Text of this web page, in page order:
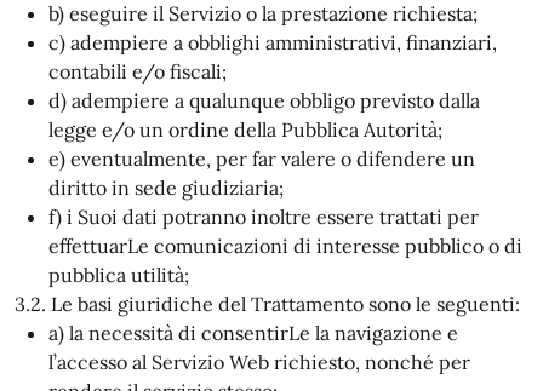
b) eseguire il Servizio o la prestazione richiesta;
c) adempiere a obblighi amministrativi, finanziari,
contabili e/o fiscali;
d) adempiere a qualunque obbligo previsto dalla
legge e/o un ordine della Pubblica Autorità;
e) eventualmente, per far valere o difendere un
diritto in sede giudiziaria;
f) i Suoi dati potranno inoltre essere trattati per
effettuarLe comunicazioni di interesse pubblico o di
pubblica utilità;
3.2. Le basi giuridiche del Trattamento sono le seguenti:
a) la necessità di consentirLe la navigazione e
l’accesso al Servizio Web richiesto, nonché per